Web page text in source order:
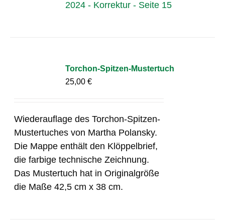
2024 - Korrektur - Seite 15
Torchon-Spitzen-Mustertuch
25,00€
Wiederauflage des Torchon-Spitzen-
Mustertuches von Martha Polansky.
Die Mappe enthält den Klöppelbrief,
die farbige technische Zeichnung.
Das Mustertuch hat in Originalgröße
die Maße 42,5 cm x 38 cm.